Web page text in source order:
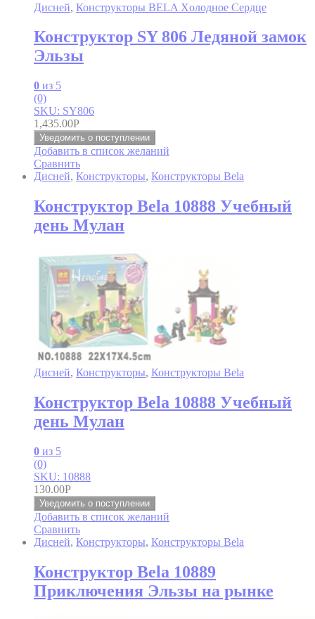
Дисней, Конструкторы BELA Xолодное Cердце
Конструктор SY 806 Ледяной замок
Эльзы
0 из 5
(0)
SKU: SY806
1,435.00Р
Уведомить о поступлении
Добавить в список желаний
Сравнить
Дисней, Конструкторы, Конструкторы Bela
Конструктор Bela 10888 Учебный
день Мулан
Дисней, Конструкторы, Конструкторы Bela
Конструктор Bela 10888 Учебный
день Мулан
0 из 5
(0)
SKU: 10888
130.00Р
Уведомить о поступлении
Добавить в список желаний
Сравнить
Дисней, Конструкторы, Конструкторы Bela
Конструктор Bela 10889
Приключения Эльзы на рынке